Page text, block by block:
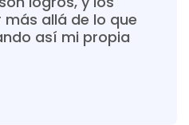
allá de lo que
así mi propia